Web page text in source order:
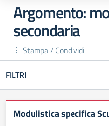
Argomento:
secondaria
Stampa / Condividi
FILTRI
Modulistica specifica